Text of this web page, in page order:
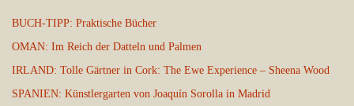
BUCH-TIPP: Praktische Bücher
OMAN: Im Reich der Datteln und Palmen
IRLAND: Tolle Gärtner in Cork: The Ewe Experience – Sheena Wood
SPANIEN: Künstlergarten von Joaquín Sorolla in Madrid